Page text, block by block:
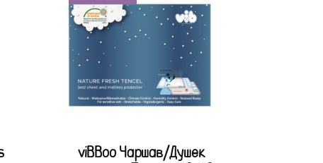
viBBoo Чаршав/Душек